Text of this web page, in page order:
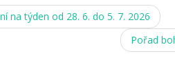
na týden od 28. 6. do 5. 7. 2026
Pořad